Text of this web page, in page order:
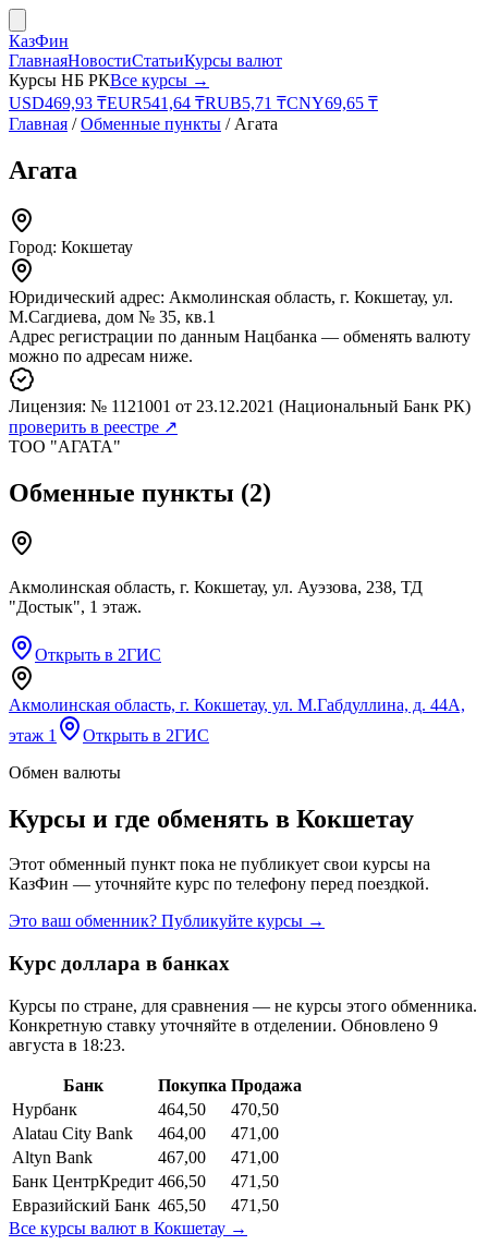
КазФин
ГлавнаяНовостиСтатьиКурсы валют
Курсы НБ РКВсе курсы →
USD469,93 ₸EUR541,64 ₸RUB5,71 ₸CNY69,65 ₸
Главная /Обменные пункты / Агата
Агата
Город: Кокшетау
Юридический адрес: Акмолинская область, г. Кокшетау, ул.
М.Сагдиева, дом № 35, кв.1
Адрес регистрации по данным Нацбанка — обменять валюту
можно по адресам ниже.
Лицензия: № 1121001 от 23.12.2021 (Национальный Банк РК)
проверить в реестре ↗
ТОО "АГАТА"
Обменные пункты (2)
Акмолинская область, г. Кокшетау, ул. Ауэзова, 238, ТД
"Достык", 1 этаж.
Открыть в 2ГИС
Акмолинская область, г. Кокшетау, ул. М.Габдуллина, д. 44А,
этаж 1
Открыть в 2ГИС
Обмен валюты
Курсы и где обменять в Кокшетау
Этот обменный пункт пока не публикует свои курсы на
КазФин — уточняйте курс по телефону перед поездкой.
Это ваш обменник? Публикуйте курсы →
Курс доллара в банках
Курсы по стране, для сравнения — не курсы этого обменника.
Конкретную ставку уточняйте в отделении. Обновлено 9
августа в 18:23.
Банк Покупка Продажа
Нурбанк
464,50
470,50
Alatau City Bank
464,00
471,00
Altyn Bank
467,00
471,00
Банк ЦентрКредит 466,50
471,50
Евразийский Банк 465,50
471,50
Все курсы валют в Кокшетау →